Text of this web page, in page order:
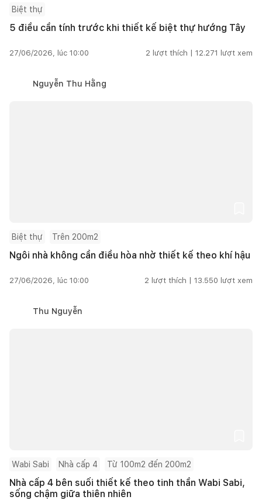
Biệt thự
5 điều cần tính trước khi thiết kế biệt thự hướng Tây
27/06/2026, lúc 10:00 2 lượt thích | 12.271 lượt xem
Nguyễn Thu Hằng
Biệt thự Trên 200m2
Ngôi nhà không cần điều hòa nhờ thiết kế theo khí hậu
27/06/2026, lúc 10:00 2 lượt thích | 13.550 lượt xem
Thu Nguyễn
Wabi Sabi Nhà cấp 4 Từ 100m2 đến 200m2
Nhà cấp 4 bên suối thiết kế theo tinh thần Wabi Sabi,
sống chậm giữa thiên nhiên